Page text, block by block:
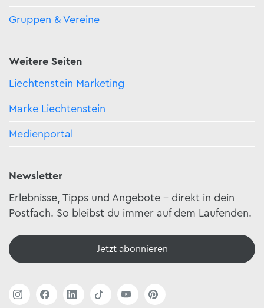
Gruppen & Vereine
Weitere Seiten
Liechtenstein Marketing
Marke Liechtenstein
Medienportal
Newsletter
Erlebnisse, Tipps und Angebote – direkt in dein
Postfach. So bleibst du immer auf dem Laufenden.
Jetzt abonnieren